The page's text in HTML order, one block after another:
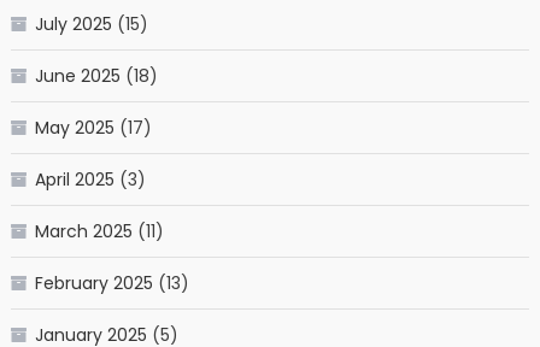
July 2025 (15)
June 2025 (18)
May 2025 (17)
April 2025 (3)
March 2025 (11)
February 2025 (13)
January 2025 (5)